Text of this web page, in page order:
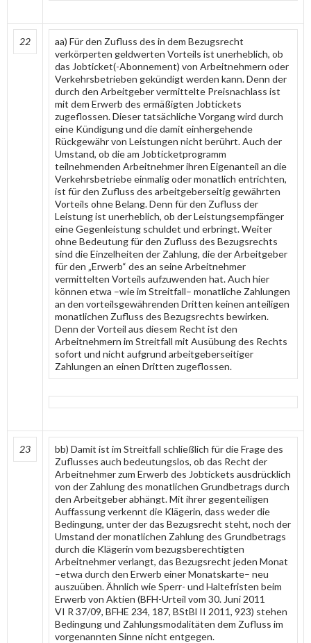
22
aa) Für den Zufluss des in dem Bezugsrecht
verkörperten geldwerten Vorteils ist unerheblich, ob
das Jobticket(-Abonnement) von Arbeitnehmern oder
Verkehrsbetrieben gekündigt werden kann. Denn der
durch den Arbeitgeber vermittelte Preisnachlass ist
mit dem Erwerb des ermäßigten Jobtickets
zugeflossen. Dieser tatsächliche Vorgang wird durch
eine Kündigung und die damit einhergehende
Rückgewähr von Leistungen nicht berührt. Auch der
Umstand, ob die am Jobticketprogramm
teilnehmenden Arbeitnehmer ihren Eigenanteil an die
Verkehrsbetriebe einmalig oder monatlich entrichten,
ist für den Zufluss des arbeitgeberseitig gewährten
Vorteils ohne Belang. Denn für den Zufluss der
Leistung ist unerheblich, ob der Leistungsempfänger
eine Gegenleistung schuldet und erbringt. Weiter
ohne Bedeutung für den Zufluss des Bezugsrechts
sind die Einzelheiten der Zahlung, die der Arbeitgeber
für den „Erwerb“ des an seine Arbeitnehmer
vermittelten Vorteils aufzuwenden hat. Auch hier
können etwa –wie im Streitfall– monatliche Zahlungen
an den vorteilsgewährenden Dritten keinen anteiligen
monatlichen Zufluss des Bezugsrechts bewirken.
Denn der Vorteil aus diesem Recht ist den
Arbeitnehmern im Streitfall mit Ausübung des Rechts
sofort und nicht aufgrund arbeitgeberseitiger
Zahlungen an einen Dritten zugeflossen.
23
bb) Damit ist im Streitfall schließlich für die Frage des
Zuflusses auch bedeutungslos, ob das Recht der
Arbeitnehmer zum Erwerb des Jobtickets ausdrücklich
von der Zahlung des monatlichen Grundbetrags durch
den Arbeitgeber abhängt. Mit ihrer gegenteiligen
Auffassung verkennt die Klägerin, dass weder die
Bedingung, unter der das Bezugsrecht steht, noch der
Umstand der monatlichen Zahlung des Grundbetrags
durch die Klägerin vom bezugsberechtigten
Arbeitnehmer verlangt, das Bezugsrecht jeden Monat
–etwa durch den Erwerb einer Monatskarte– neu
auszuüben. Ähnlich wie Sperr- und Haltefristen beim
Erwerb von Aktien (BFH-Urteil vom 30. Juni 2011
VI R 37/09, BFHE 234, 187, BStBl II 2011, 923) stehen
Bedingung und Zahlungsmodalitäten dem Zufluss im
vorgenannten Sinne nicht entgegen.